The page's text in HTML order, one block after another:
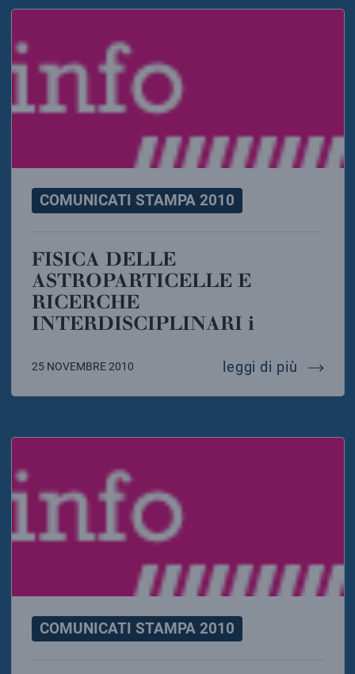
COMUNICATI STAMPA 2010
FISICA DELLE
ASTROPARTICELLE E
RICERCHE
INTERDISCIPLINARI i
25 NOVEMBRE 2010 leggi di più fisica
COMUNICATI STAMPA 2010